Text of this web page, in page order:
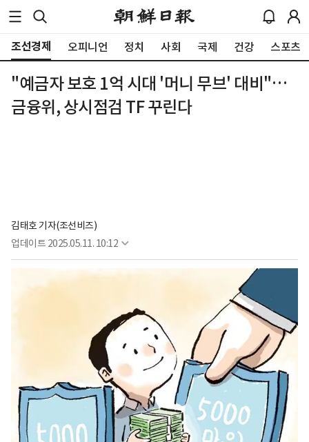
조선경제 오피니언 정치 사회 국제 건강 스포츠
"예금자 보호 1억 시대 '머니 무브' 대비"…
금융위, 상시점검 TF 꾸린다
김태호 기자(조선비즈)
업데이트 2025.05.11. 10:12